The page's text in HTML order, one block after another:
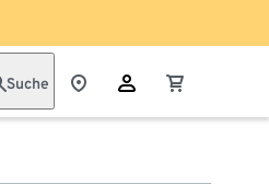
Suche